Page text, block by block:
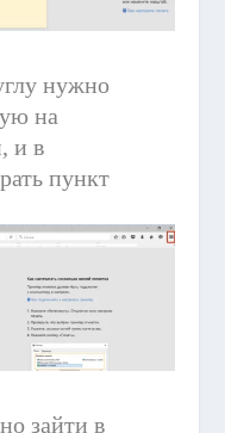
нужно
на
и в
пункт
зайти в